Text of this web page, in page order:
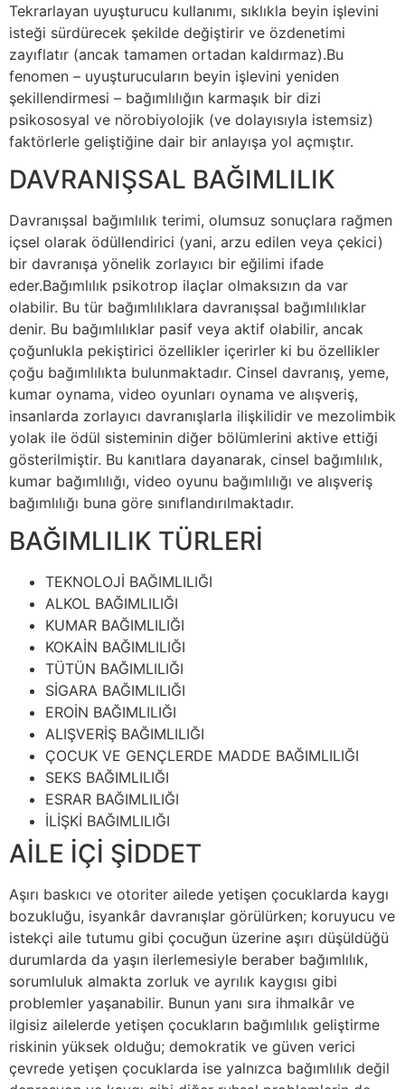
Tekrarlayan uyuşturucu kullanımı, sıklıkla beyin işlevini
isteği sürdürecek şekilde değiştirir ve özdenetimi
zayıflatır (ancak tamamen ortadan kaldırmaz).Bu
fenomen – uyuşturucuların beyin işlevini yeniden
şekillendirmesi – bağımlılığın karmaşık bir dizi
psikososyal ve nörobiyolojik (ve dolayısıyla istemsiz)
faktörlerle geliştiğine dair bir anlayışa yol açmıştır.
DAVRANIŞSAL BAĞIMLILIK
Davranışsal bağımlılık terimi, olumsuz sonuçlara rağmen
içsel olarak ödüllendirici (yani, arzu edilen veya çekici)
bir davranışa yönelik zorlayıcı bir eğilimi ifade
eder.Bağımlılık psikotrop ilaçlar olmaksızın da var
olabilir. Bu tür bağımlılıklara davranışsal bağımlılıklar
denir. Bu bağımlılıklar pasif veya aktif olabilir, ancak
çoğunlukla pekiştirici özellikler içerirler ki bu özellikler
çoğu bağımlılıkta bulunmaktadır. Cinsel davranış, yeme,
kumar oynama, video oyunları oynama ve alışveriş,
insanlarda zorlayıcı davranışlarla ilişkilidir ve mezolimbik
yolak ile ödül sisteminin diğer bölümlerini aktive ettiği
gösterilmiştir. Bu kanıtlara dayanarak, cinsel bağımlılık,
kumar bağımlılığı, video oyunu bağımlılığı ve alışveriş
bağımlılığı buna göre sınıflandırılmaktadır.
BAĞIMLILIK TÜRLERİ
TEKNOLOJİ BAĞIMLILIĞI
ALKOL BAĞIMLILIĞI
KUMAR BAĞIMLILIĞI
KOKAİN BAĞIMLILIĞI
TÜTÜN BAĞIMLILIĞI
SİGARA BAĞIMLILIĞI
EROİN BAĞIMLILIĞI
ALIŞVERİŞ BAĞIMLILIĞI
ÇOCUK VE GENÇLERDE MADDE BAĞIMLILIĞI
SEKS BAĞIMLILIĞI
ESRAR BAĞIMLILIĞI
İLİŞKİ BAĞIMLILIĞI
AİLE İÇİ ŞİDDET
Aşırı baskıcı ve otoriter ailede yetişen çocuklarda kaygı
bozukluğu, isyankâr davranışlar görülürken; koruyucu ve
istekçi aile tutumu gibi çocuğun üzerine aşırı düşüldüğü
durumlarda da yaşın ilerlemesiyle beraber bağımlılık,
sorumluluk almakta zorluk ve ayrılık kaygısı gibi
problemler yaşanabilir. Bunun yanı sıra ihmalkâr ve
ilgisiz ailelerde yetişen çocukların bağımlılık geliştirme
riskinin yüksek olduğu; demokratik ve güven verici
çevrede yetişen çocuklarda ise yalnızca bağımlılık değil